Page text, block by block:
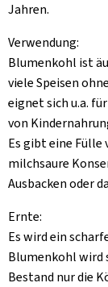
Jahren.
Verwendung:
Blumenkohl ist
viele Speisen
eignet sich u.a.
von
Es gibt eine
milchsaure
Ausbacken oder
Ernte:
Es wird ein
Blumenkohl wird
Bestand nur die